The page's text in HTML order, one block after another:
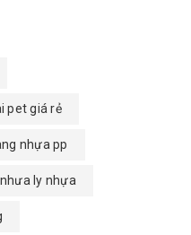
pet giá rẻ
nhựa pp
ly nhựa